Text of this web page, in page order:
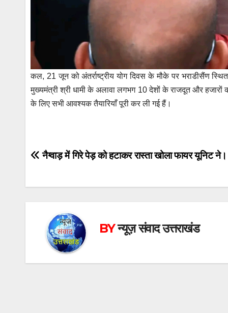
कल, 21 जून को अंतर्राष्ट्रीय योग दिवस के मौके पर भराडीसैंण
मुख्यमंत्री श्री धामी के अलावा लगभग 10 देशों के राजदूत और
के लिए सभी आवश्यक तैयारियाँ पूरी कर ली गई हैं।
Post
नैग्वाड़ में गिरे पेड़ को हटाकर रास्ता खोला फायर यूनिट ने।
BYन्यूज़ संवाद उत्तराखंड